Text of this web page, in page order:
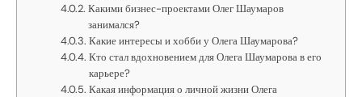
Какими бизнес-проектами Олег Шаумаров
занимался?
Какие интересы и хобби у Олега Шаумарова?
Кто стал вдохновением для Олега Шаумарова в его
карьере?
Какая информация о личной жизни Олега